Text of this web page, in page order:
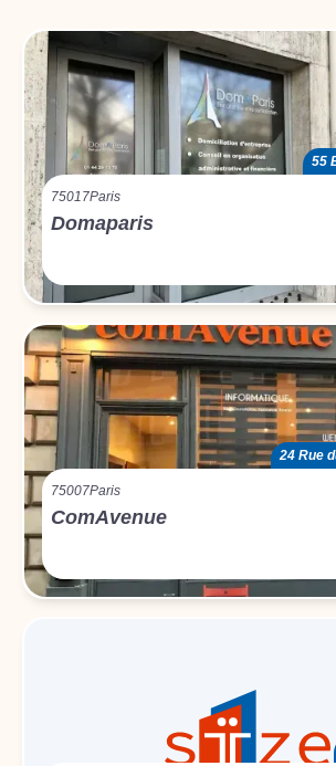
55
75017Paris
Domaparis
24 Rue
75007Paris
ComAvenue